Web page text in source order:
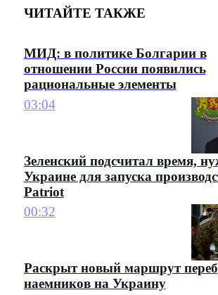
ЧИТАЙТЕ ТАКЖЕ
МИД: в политике Болгарии в
отношении России появились
рациональные элементы
03:04
Зеленский подсчитал время,
Украине для запуска
Patriot
00:32
Раскрыт новый маршрут
наемников на Украину